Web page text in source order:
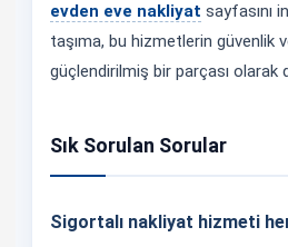
evden eve nakliyat sayfasını
taşıma, bu hizmetlerin güvenlik
güçlendirilmiş bir parçası olarak
Sık Sorulan Sorular
Sigortalı nakliyat hizmeti